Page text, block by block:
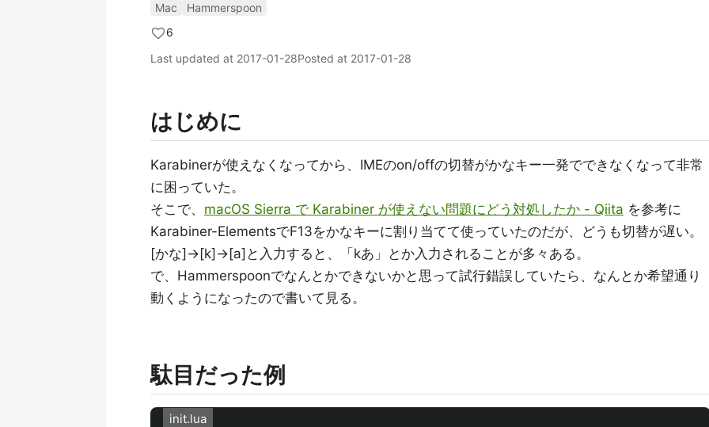
Mac
Hammerspoon
6
Last updated at 2017-01-28Posted at 2017-01-28
はじめに
Karabinerが使えなくなってから、IMEのon/offの切替がかなキー一発でできなくなって非常
に困っていた。
そこで、 macOS Sierra で Karabiner が使えない問題にどう対処したか - Qiita を参考に
Karabiner-ElementsでF13をかなキーに割り当てて使っていたのだが、どうも切替が遅い。
[かな]→[k]→[a]と入力すると、「kあ」とか入力されることが多々ある。
で、Hammerspoonでなんとかできないかと思って試行錯誤していたら、なんとか希望通り
動くようになったので書いて見る。
駄目だった例
init.lua